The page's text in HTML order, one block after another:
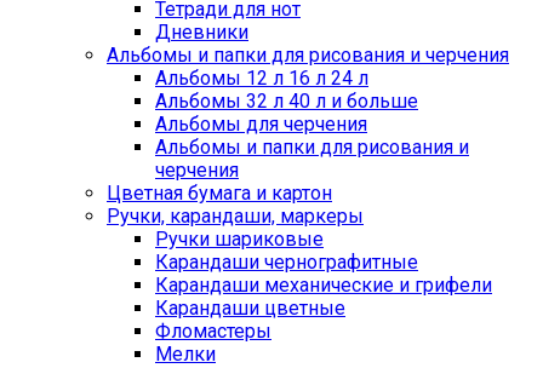
Тетради для нот
Дневники
Альбомы и папки для рисования и черчения
Альбомы 12 л 16 л 24 л
Альбомы 32 л 40 л и больше
Альбомы для черчения
Альбомы и папки для рисования и
черчения
Цветная бумага и картон
Ручки, карандаши, маркеры
Ручки шариковые
Карандаши чернографитные
Карандаши механические и грифели
Карандаши цветные
Фломастеры
Мелки